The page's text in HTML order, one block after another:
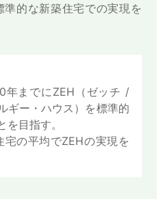
的な新築住宅での実現を
年までにZEH（ゼッチ /
ギー・ハウス）を標準的
目指す。
の平均でZEHの実現を